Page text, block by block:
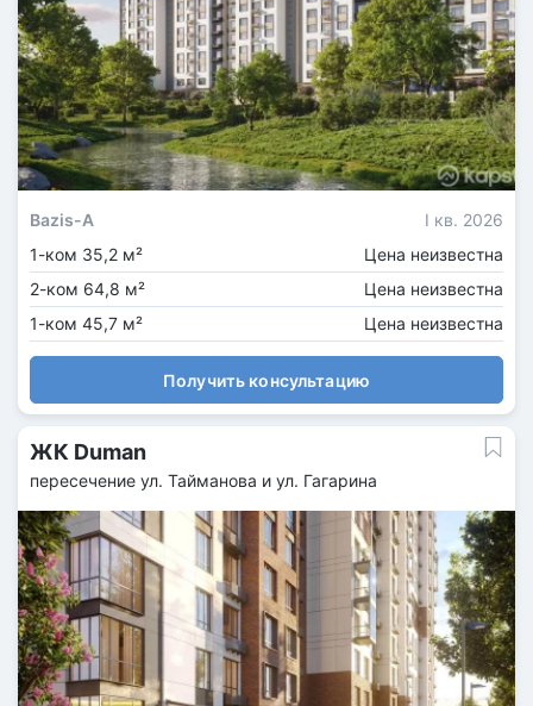
Bazis-A
I кв. 2026
1-ком 35,2 м²
Цена неизвестна
2-ком 64,8 м²
Цена неизвестна
1-ком 45,7 м²
Цена неизвестна
Получить консультацию
ЖК Duman
пересечение ул. Тайманова и ул. Гагарина